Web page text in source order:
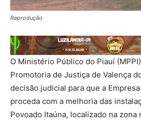
Reprodução
O Ministério Público do Piauí
Promotoria de Justiça de Valença
decisão judicial para que a
proceda com a melhoria das
Povoado Itaúna, localizado na zona